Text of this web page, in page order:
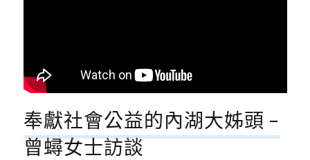
奉獻社會公益的內湖大姊頭 –
曾蟳女士訪談